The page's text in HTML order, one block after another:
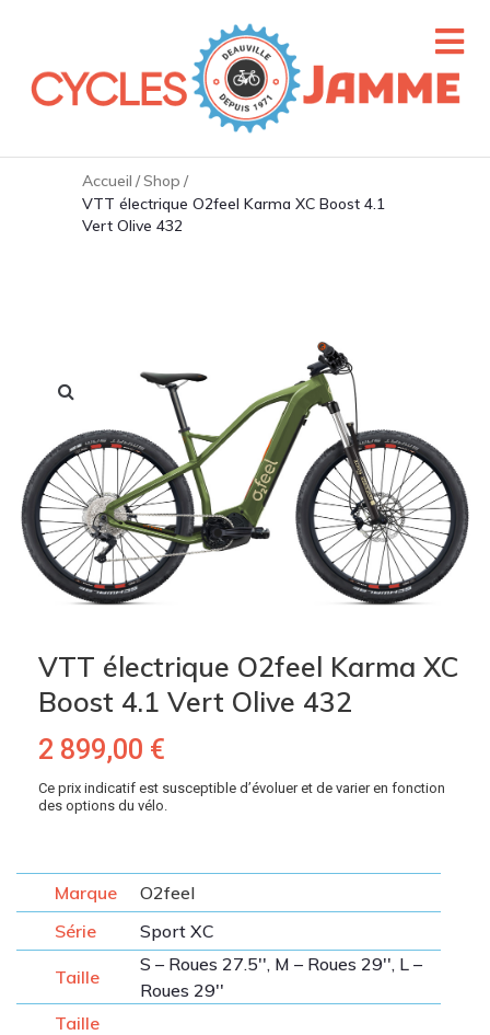
Accueil /Shop /
VTT électrique O2feel Karma XC Boost 4.1
Vert Olive 432
VTT électrique O2feel Karma XC
Boost 4.1 Vert Olive 432
2 899,00 €
Ce prix indicatif est susceptible d’évoluer et de varier en fonction
des options du vélo.
Marque
O2feel
Série
Sport XC
Taille
S – Roues 27.5'', M – Roues 29'', L –
Roues 29''
Taille